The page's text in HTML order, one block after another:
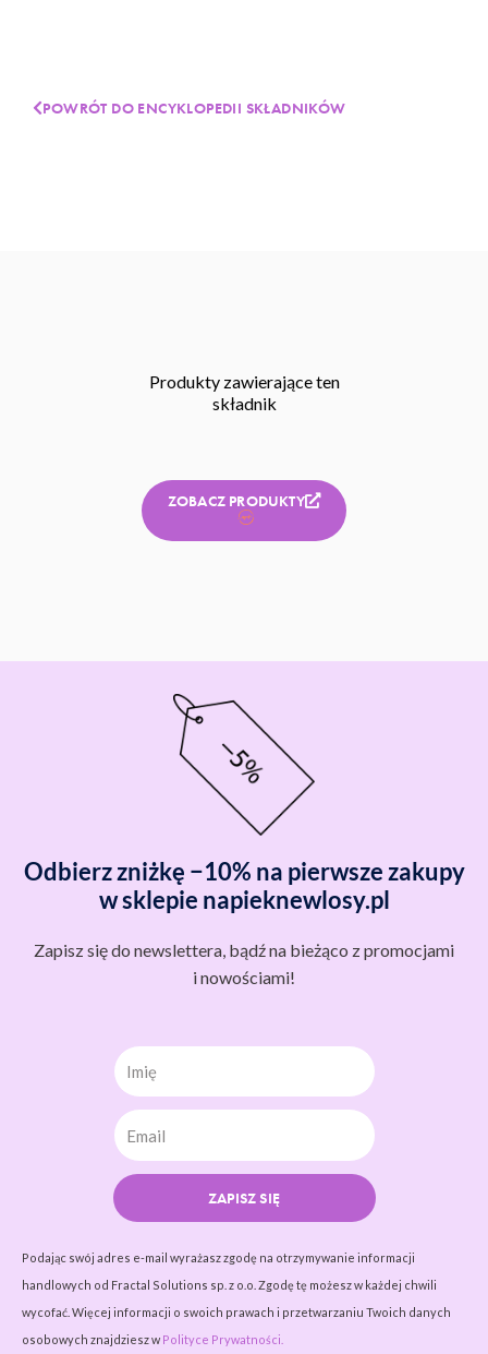
POWRÓT DO ENCYKLOPEDII SKŁADNIKÓW
Produkty zawierające ten
składnik
ZOBACZ PRODUKTY
Odbierz zniżkę −10% na pierwsze zakupy
w sklepie napieknewlosy.pl
Zapisz się do newslettera, bądź na bieżąco z promocjami
i nowościami!
Imię
ZAPISZ SIĘ
Podając swój adres e-mail wyrażasz zgodę na otrzymywanie informacji
handlowych od Fractal Solutions sp. z o.o. Zgodę tę możesz w każdej chwili
wycofać. Więcej informacji o swoich prawach i przetwarzaniu Twoich danych
osobowych znajdziesz w Polityce Prywatności.